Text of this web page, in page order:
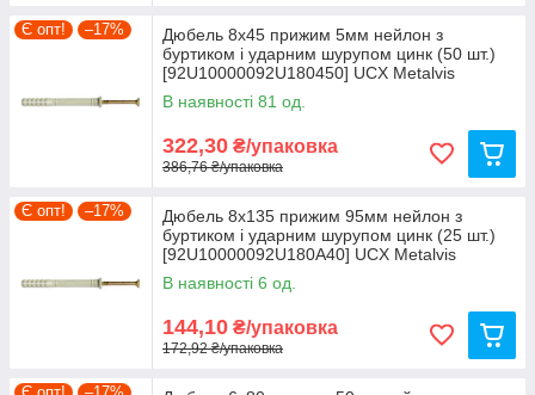
Є опт! –17%
Дюбель 8х45 прижим 5мм нейлон з
буртиком і ударним шурупом цинк (50 шт.)
[92U10000092U180450] UCX Metalvis
В наявності 81 од.
322,30 ₴/упаковка
386,76 ₴/упаковка
Є опт! –17%
Дюбель 8х135 прижим 95мм нейлон з
буртиком і ударним шурупом цинк (25 шт.)
[92U10000092U180A40] UCX Metalvis
В наявності 6 од.
144,10 ₴/упаковка
172,92 ₴/упаковка